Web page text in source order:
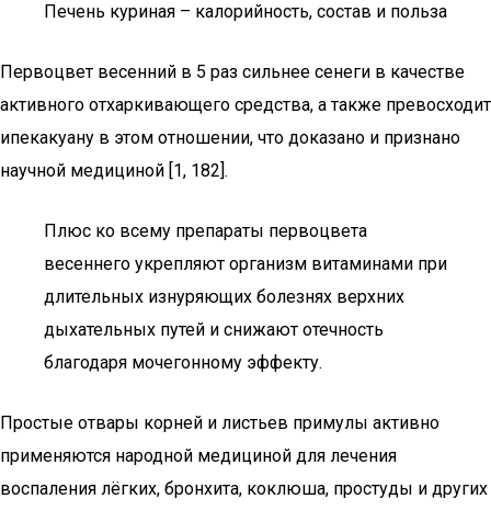
Печень куриная – калорийность, состав и польза
Первоцвет весенний в 5 раз сильнее сенеги в качестве
активного отхаркивающего средства, а также превосходит
ипекакуану в этом отношении, что доказано и признано
научной медициной [1, 182].
Плюс ко всему препараты первоцвета
весеннего укрепляют организм витаминами при
длительных изнуряющих болезнях верхних
дыхательных путей и снижают отечность
благодаря мочегонному эффекту.
Простые отвары корней и листьев примулы активно
применяются народной медициной для лечения
воспаления лёгких, бронхита, коклюша, простуды и других